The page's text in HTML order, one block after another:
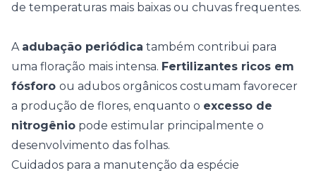
de temperaturas mais baixas ou chuvas frequentes.
A adubação periódica também contribui para
uma floração mais intensa. Fertilizantes ricos em
fósforo ou adubos orgânicos costumam favorecer
a produção de flores, enquanto o excesso de
nitrogênio pode estimular principalmente o
desenvolvimento das folhas.
Cuidados para a manutenção da espécie